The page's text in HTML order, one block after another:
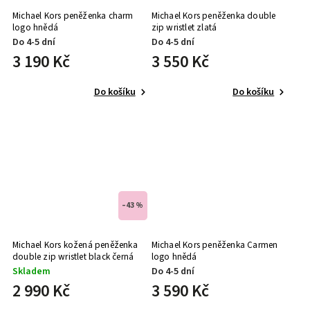
Michael Kors peněženka charm
logo hnědá
Do 4-5 dní
3 190 Kč
Do košíku
Michael Kors peněženka double
zip wristlet zlatá
Do 4-5 dní
3 550 Kč
Do košíku
–43 %
Michael Kors kožená peněženka
double zip wristlet black černá
Skladem
2 990 Kč
Michael Kors peněženka Carmen
logo hnědá
Do 4-5 dní
3 590 Kč